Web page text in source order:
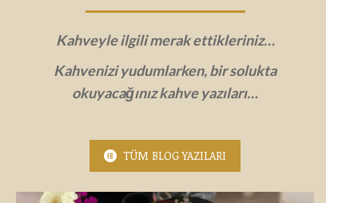
Kahveyle ilgili merak ettikleriniz…
Kahvenizi yudumlarken, bir solukta
okuyacağınız kahve yazıları…
TÜM BLOG YAZILARI